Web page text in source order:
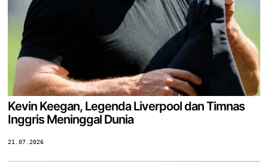
Kevin Keegan, Legenda Liverpool dan Timnas
Inggris Meninggal Dunia
21.07.2026